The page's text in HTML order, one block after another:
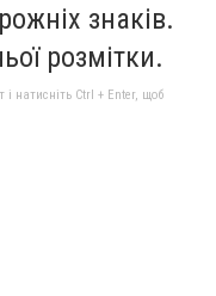
знаків.
розмітки.
натисніть Ctrl + Enter, щоб